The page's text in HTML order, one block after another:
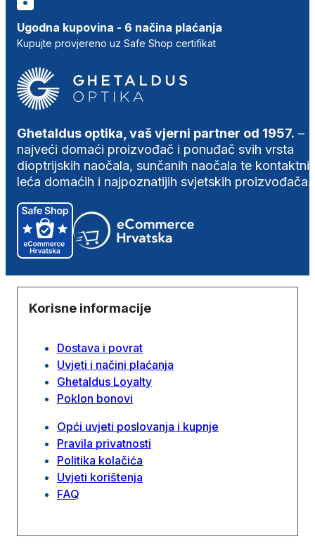
Ugodna kupovina - 6 načina plaćanja
Kupujte provjereno uz Safe Shop certifikat
Ghetaldus optika, vaš vjerni partner od 1957. –
najveći domaći proizvođač i ponuđač svih vrsta
dioptrijskih naočala, sunčanih naočala te
leća domaćih i najpoznatijih svjetskih proizvođača.
Korisne informacije
Dostava i povrat
Uvjeti i načini plaćanja
Ghetaldus Loyalty
Poklon bonovi
Opći uvjeti poslovanja i kupnje
Pravila privatnosti
Politika kolačića
Uvjeti korištenja
FAQ